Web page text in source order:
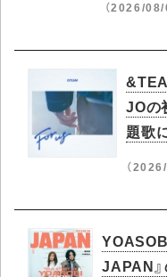
（2026/08/
JOの
題歌
（
JAPAN